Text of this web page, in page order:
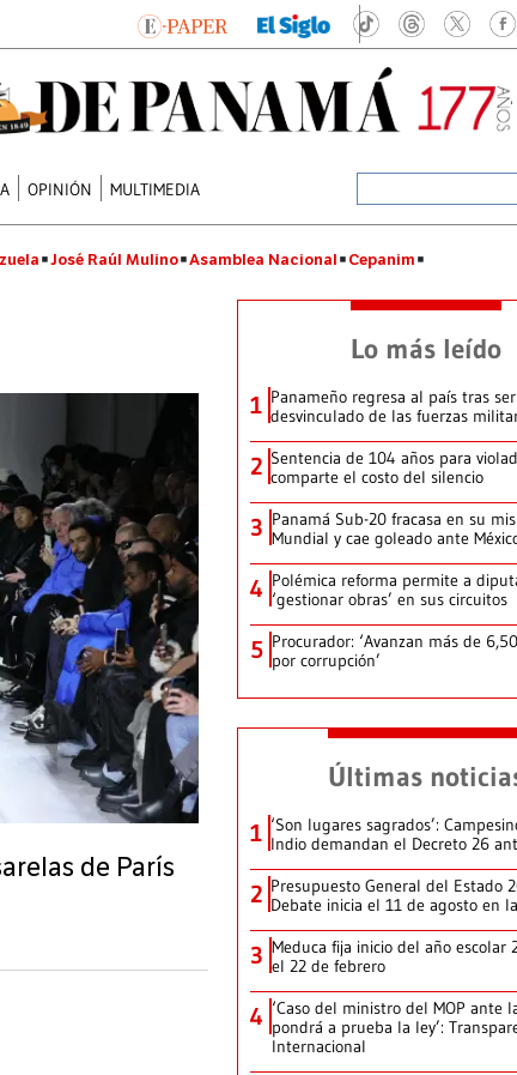
OPINIÓN MULTIMEDIA
José Raúl Mulino Asamblea Nacional Cepanim
de París
Lo más leído
1 Panameño regresa al país tras ser
desvinculado de las fuerzas
2 Sentencia de 104 años para
comparte el costo del silencio
3 Panamá Sub-20 fracasa en su
Mundial y cae goleado ante
4 Polémica reforma permite a
‘gestionar obras’ en sus circuitos
5 Procurador: ‘Avanzan más de
por corrupción’
Últimas
1 ‘Son lugares sagrados’:
Indio demandan el Decreto 26
2 Presupuesto General del Estado
Debate inicia el 11 de agosto en
3 Meduca fija inicio del año escolar
el 22 de febrero
4 ‘Caso del ministro del MOP ante
pondrá a prueba la ley’:
Internacional